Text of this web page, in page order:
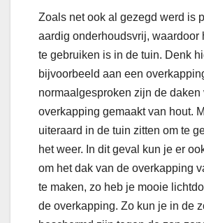
Zoals net ook al gezegd werd is
aardig onderhoudsvrij, waardoor
te gebruiken is in de tuin. Denk
bijvoorbeeld aan een
normaalgesproken zijn de daken
overkapping gemaakt van hout.
uiteraard in de tuin zitten om te
het weer. In dit geval kun je er
om het dak van de overkapping
te maken, zo heb je mooie
de overkapping. Zo kun je in de